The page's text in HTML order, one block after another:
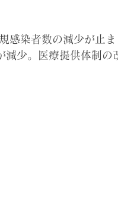
感染者数の減少が止
少。医療提供体制の